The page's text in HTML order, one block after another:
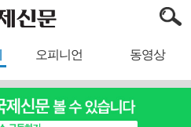
오피니언 동영상